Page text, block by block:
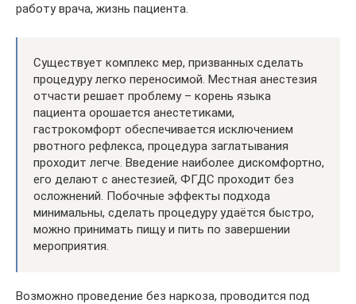
работу врача, жизнь пациента.
Существует комплекс мер, призванных сделать
процедуру легко переносимой. Местная анестезия
отчасти решает проблему – корень языка
пациента орошается анестетиками,
гастрокомфорт обеспечивается исключением
рвотного рефлекса, процедура заглатывания
проходит легче. Введение наиболее дискомфортно,
его делают с анестезией, ФГДС проходит без
осложнений. Побочные эффекты подхода
минимальны, сделать процедуру удаётся быстро,
можно принимать пищу и пить по завершении
мероприятия.
Возможно проведение без наркоза, проводится под